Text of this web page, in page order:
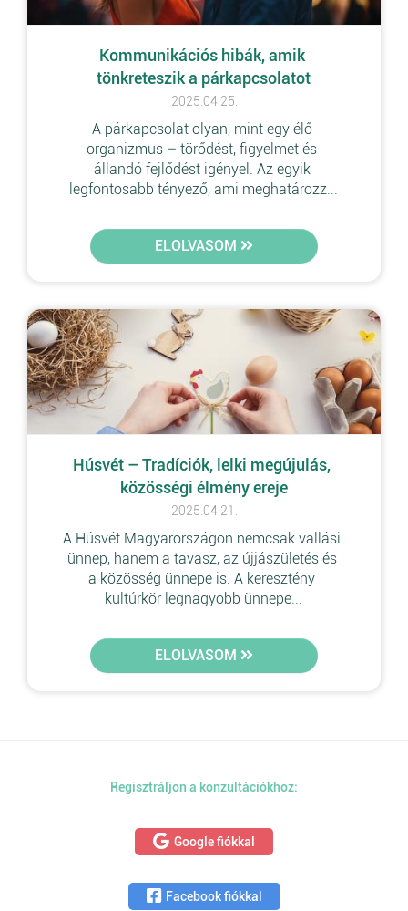
Kommunikációs hibák, amik
tönkreteszik a párkapcsolatot
2025.04.25.
A párkapcsolat olyan, mint egy élő
organizmus – törődést, figyelmet és
állandó fejlődést igényel. Az egyik
legfontosabb tényező, ami meghatározz...
ELOLVASOM
Húsvét – Tradíciók, lelki megújulás,
közösségi élmény ereje
2025.04.21.
A Húsvét Magyarországon nemcsak vallási
ünnep, hanem a tavasz, az újjászületés és
a közösség ünnepe is. A keresztény
kultúrkör legnagyobb ünnepe...
ELOLVASOM
Regisztráljon a konzultációkhoz:
Google fiókkal
Facebook fiókkal